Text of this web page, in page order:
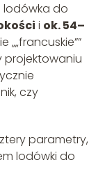
do
i ok. 54–
„„francuskie””
projektowaniu
czy
parametry,
lodówki do